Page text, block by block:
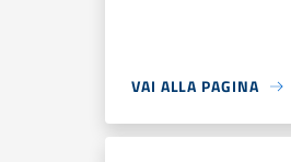
VAI ALLA PAGINA